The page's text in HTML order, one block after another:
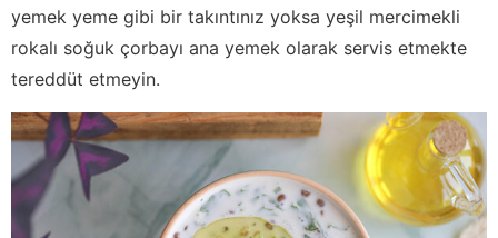
yemek yeme gibi bir takıntınız yoksa yeşil mercimekli
rokalı soğuk çorbayı ana yemek olarak servis etmekte
tereddüt etmeyin.